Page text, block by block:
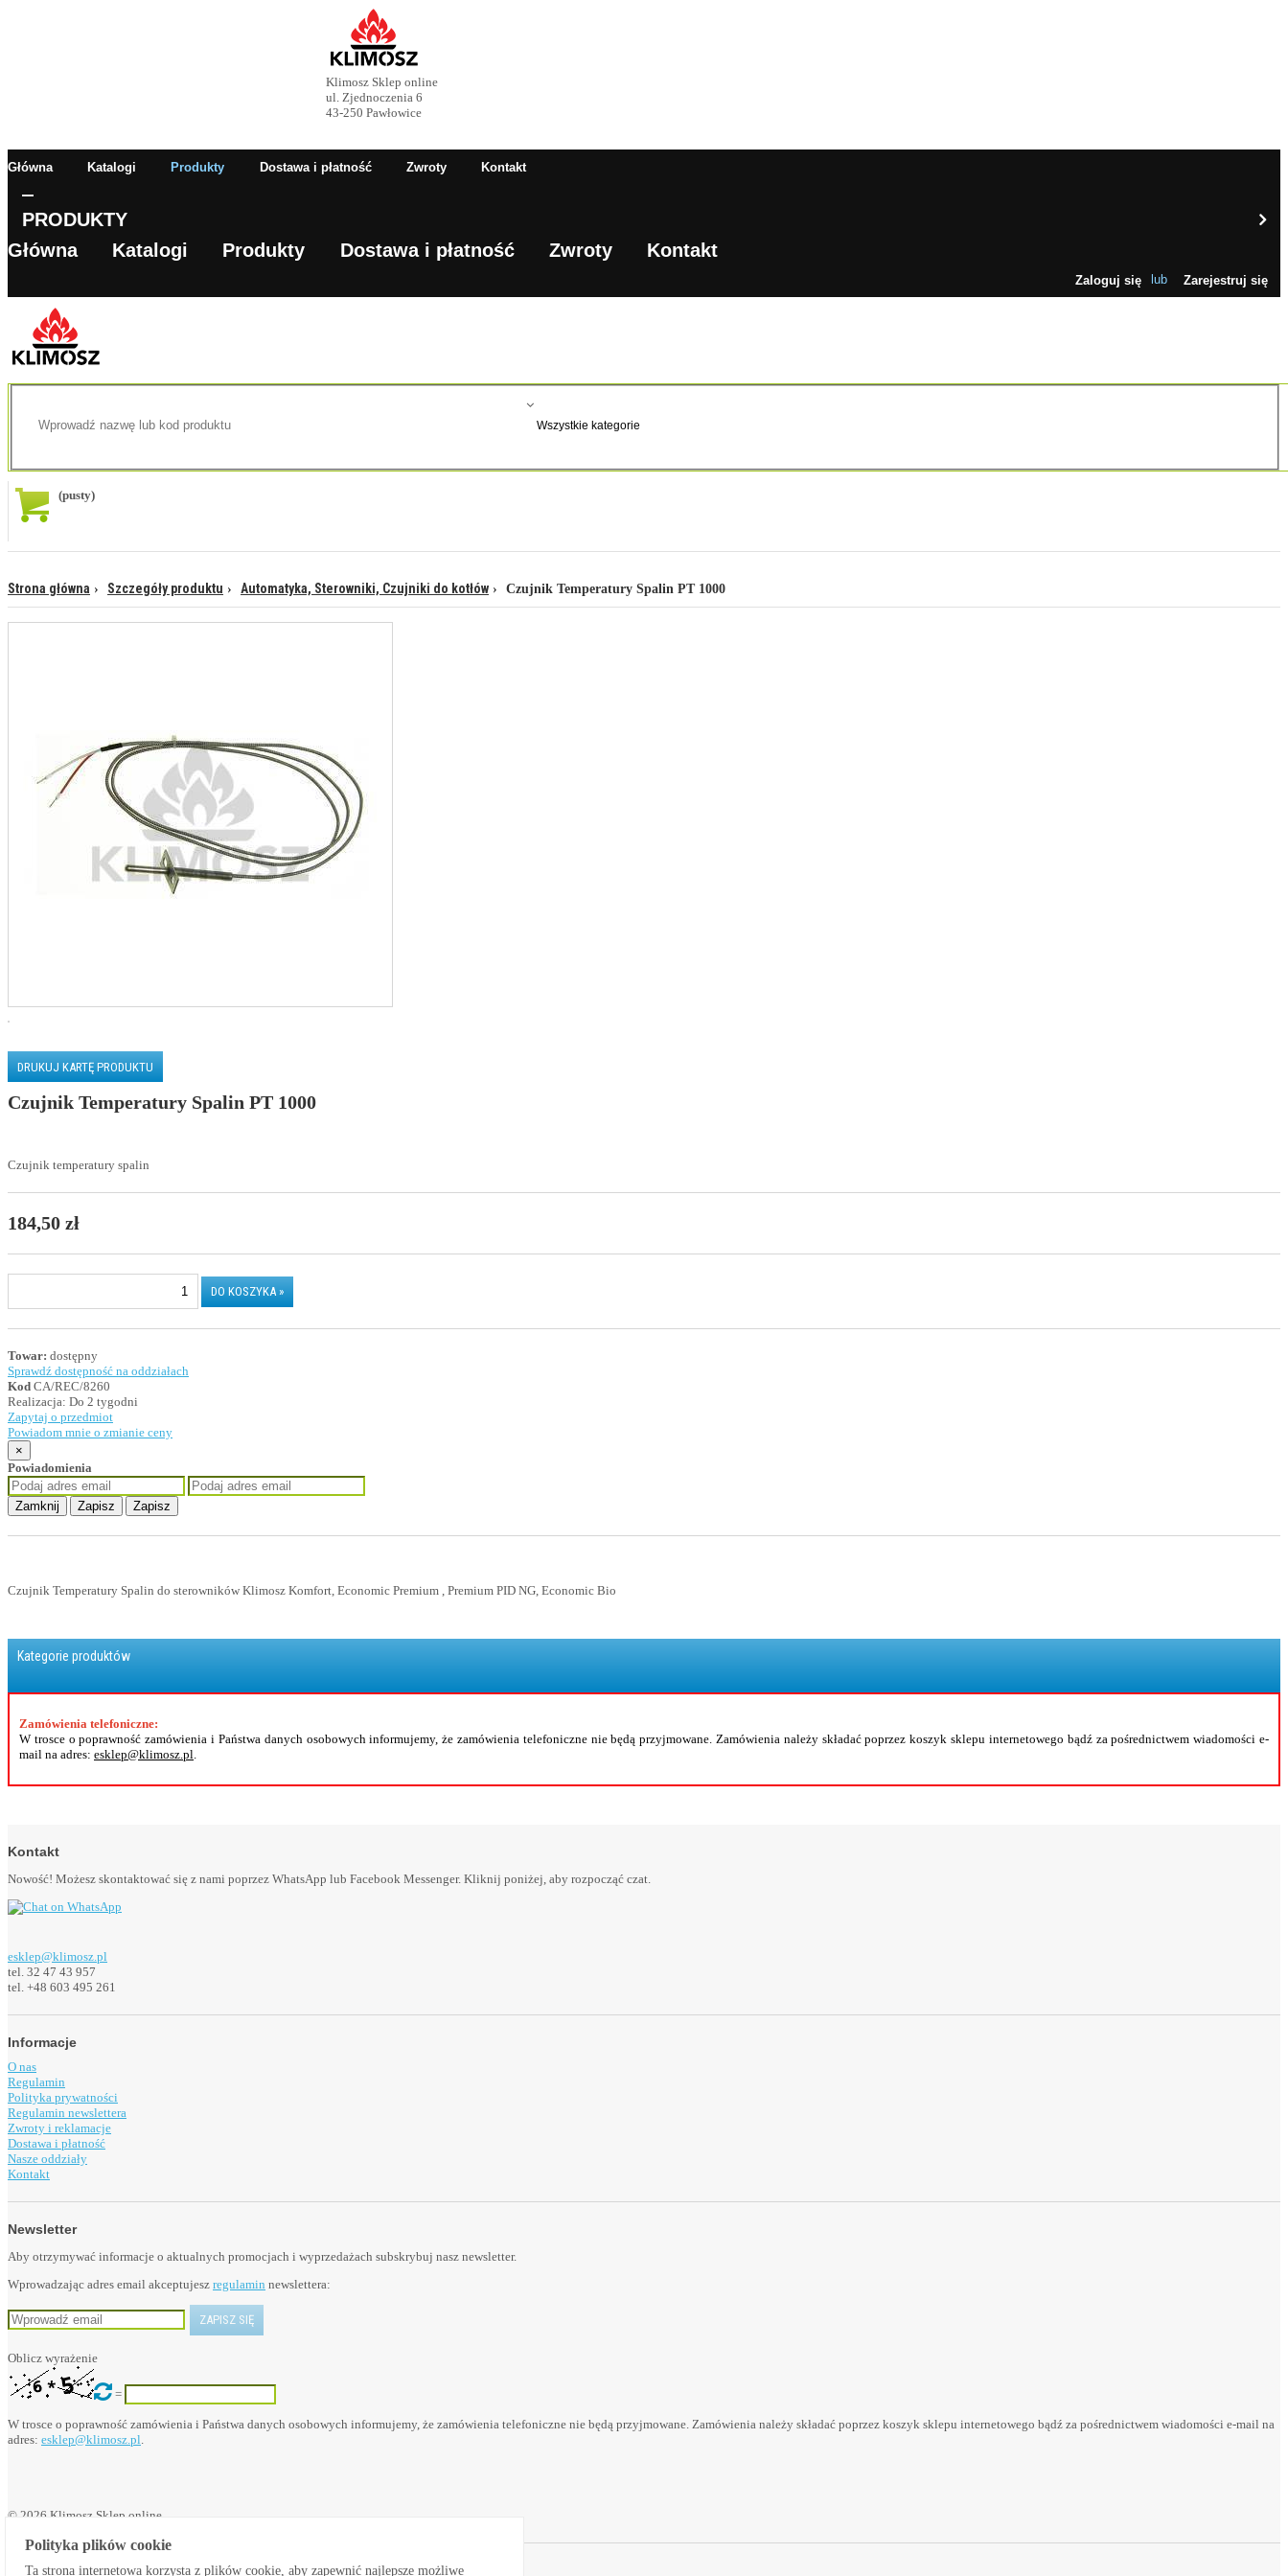
Klimosz Sklep online
ul. Zjednoczenia 6
43-250 Pawłowice
Główna Katalogi Produkty Dostawa i płatność Zwroty Kontakt
PRODUKTY
Główna
Katalogi Produkty Dostawa i płatność Zwroty Kontakt
Zaloguj się lub Zarejestruj się
(pusty)
Strona główna Szczegóły produktu Automatyka, Sterowniki, Czujniki do kotłów Czujnik Temperatury Spalin PT 1000
DRUKUJ KARTĘ PRODUKTU
Czujnik Temperatury Spalin PT 1000
Czujnik temperatury spalin
184,50 zł
Towar: dostępny
Sprawdź dostępność na oddziałach
Kod CA/REC/8260
Realizacja: Do 2 tygodni
Zapytaj o przedmiot
Powiadom mnie o zmianie ceny
×
Powiadomienia
Zamknij Zapisz Zapisz
Czujnik Temperatury Spalin do sterowników Klimosz Komfort, Economic Premium , Premium PID NG, Economic Bio
Kategorie produktów
Zamówienia telefoniczne:
W trosce o poprawność zamówienia i Państwa danych osobowych informujemy, że zamówienia telefoniczne nie będą przyjmowane. Zamówienia należy składać poprzez koszyk sklepu internetowego bądź za pośrednictwem wiadomości e-
mail na adres: esklep@klimosz.pl.
Kontakt
Nowość! Możesz skontaktować się z nami poprzez WhatsApp lub Facebook Messenger. Kliknij poniżej, aby rozpocząć czat.
esklep@klimosz.pl
tel. 32 47 43 957
tel. +48 603 495 261
Informacje
O nas
Regulamin
Polityka prywatności
Regulamin newslettera
Zwroty i reklamacje
Dostawa i płatność
Nasze oddziały
Kontakt
Newsletter
Aby otrzymywać informacje o aktualnych promocjach i wyprzedażach subskrybuj nasz newsletter.
Wprowadzając adres email akceptujesz regulamin newslettera:
Oblicz wyrażenie
=
W trosce o poprawność zamówienia i Państwa danych osobowych informujemy, że zamówienia telefoniczne nie będą przyjmowane. Zamówienia należy składać poprzez koszyk sklepu internetowego bądź za pośrednictwem wiadomości e-mail na
adres: esklep@klimosz.pl
© 2026 Klimosz Sklep online
Polityka plików cookie
Ta strona internetowa korzysta z plików cookie, aby zapewnić najlepsze możliwe